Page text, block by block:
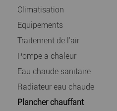
Climatisation
Equipements
Traitement de l'air
Pompe a chaleur
Eau chaude sanitaire
Radiateur eau chaude
Plancher chauffant